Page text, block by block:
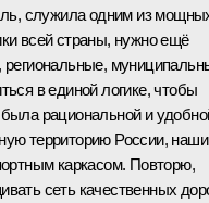
служила одним из
всей страны, нужно ещё
в единой логике, чтобы
рациональной и
территорию России, наши
каркасом. Повторю,
сеть качественных